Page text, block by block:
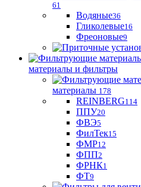
61
Водяные36
Гликолевые16
Фреоновые9
материалы и фильтры
материaлы 178
REINBERG114
ППУ20
ФВЭ5
ФилТек15
ФМР12
ФПП2
ФРНК1
ФТ9